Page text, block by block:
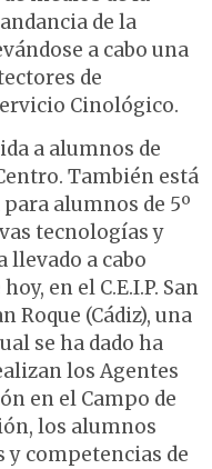
de la
a cabo una
de
Cinológico.
a alumnos de
También está
alumnos de 5º
tecnologías y
llevado a cabo
en el C.E.I.P. San
Roque (Cádiz), una
se ha dado ha
los Agentes
en el Campo de
los alumnos
competencias de